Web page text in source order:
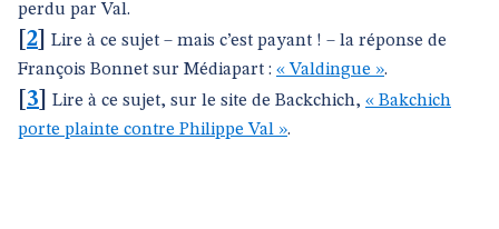
perdu par Val.
2
Lire à ce sujet – mais c’est payant ! – la réponse de
François Bonnet sur Médiapart : « Valdingue ».
3 Lire à ce sujet, sur le site de Backchich, « Bakchich
porte plainte contre Philippe Val ».